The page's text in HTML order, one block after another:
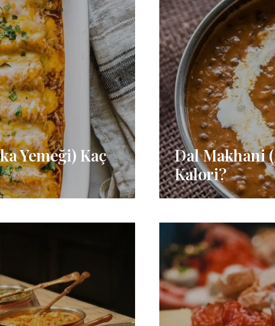
Yemeği) Kaç
Dal Makhani
Kalori?